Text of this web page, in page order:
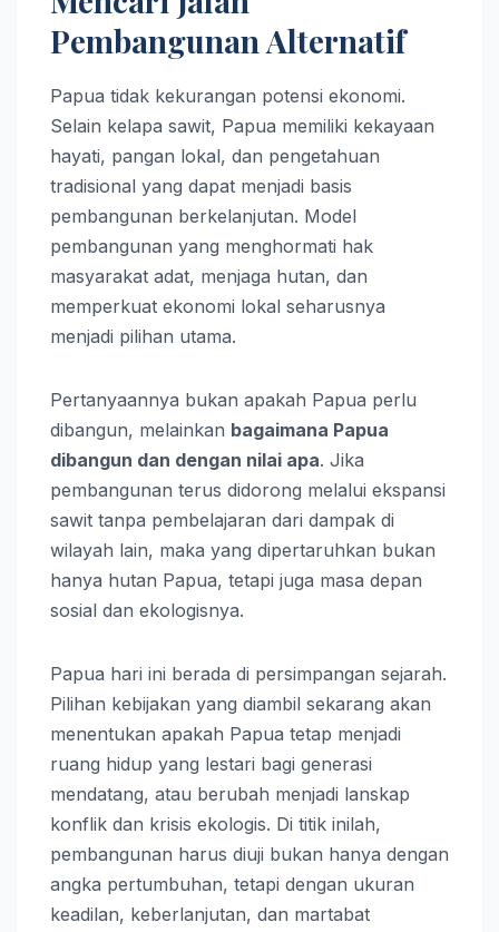
Pembangunan Alternatif
Papua tidak kekurangan potensi ekonomi.
Selain kelapa sawit, Papua memiliki kekayaan
hayati, pangan lokal, dan pengetahuan
tradisional yang dapat menjadi basis
pembangunan berkelanjutan. Model
pembangunan yang menghormati hak
masyarakat adat, menjaga hutan, dan
memperkuat ekonomi lokal seharusnya
menjadi pilihan utama.
Pertanyaannya bukan apakah Papua perlu
dibangun, melainkan bagaimana Papua
dibangun dan dengan nilai apa. Jika
pembangunan terus didorong melalui ekspansi
sawit tanpa pembelajaran dari dampak di
wilayah lain, maka yang dipertaruhkan bukan
hanya hutan Papua, tetapi juga masa depan
sosial dan ekologisnya.
Papua hari ini berada di persimpangan sejarah.
Pilihan kebijakan yang diambil sekarang akan
menentukan apakah Papua tetap menjadi
ruang hidup yang lestari bagi generasi
mendatang, atau berubah menjadi lanskap
konflik dan krisis ekologis. Di titik inilah,
pembangunan harus diuji bukan hanya dengan
angka pertumbuhan, tetapi dengan ukuran
keadilan, keberlanjutan, dan martabat